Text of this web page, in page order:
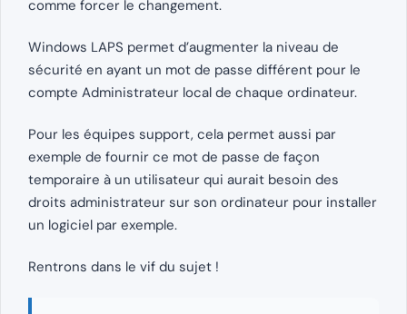
comme forcer le changement.
Windows LAPS permet d’augmenter la niveau de
sécurité en ayant un mot de passe différent pour le
compte Administrateur local de chaque ordinateur.
Pour les équipes support, cela permet aussi par
exemple de fournir ce mot de passe de façon
temporaire à un utilisateur qui aurait besoin des
droits administrateur sur son ordinateur pour installer
un logiciel par exemple.
Rentrons dans le vif du sujet !